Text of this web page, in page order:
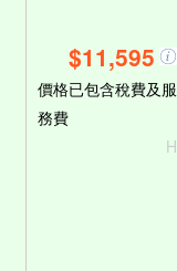
$11,595
價格已包含稅費及服
務費
H